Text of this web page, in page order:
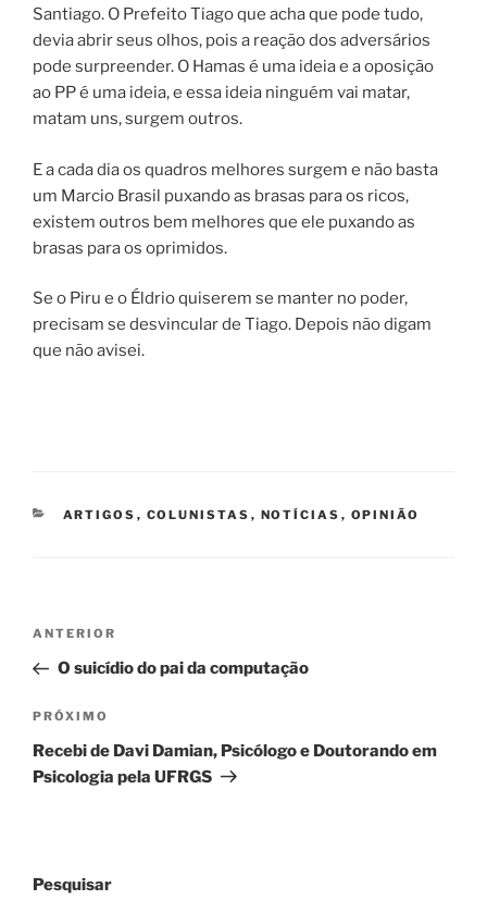
Santiago. O Prefeito Tiago que acha que pode tudo,
devia abrir seus olhos, pois a reação dos adversários
pode surpreender. O Hamas é uma ideia e a oposição
ao PP é uma ideia, e essa ideia ninguém vai matar,
matam uns, surgem outros.
E a cada dia os quadros melhores surgem e não basta
um Marcio Brasil puxando as brasas para os ricos,
existem outros bem melhores que ele puxando as
brasas para os oprimidos.
Se o Piru e o Éldrio quiserem se manter no poder,
precisam se desvincular de Tiago. Depois não digam
que não avisei.
CATEGORIAS
ARTIGOS , COLUNISTAS , NOTÍCIAS , OPINIÃO
Navegação
Post
Post
anterior
ANTERIOR
O suicídio do pai da computação
Próximo
post
PRÓXIMO
Recebi de Davi Damian, Psicólogo e Doutorando em
Psicologia pela UFRGS
Pesquisar